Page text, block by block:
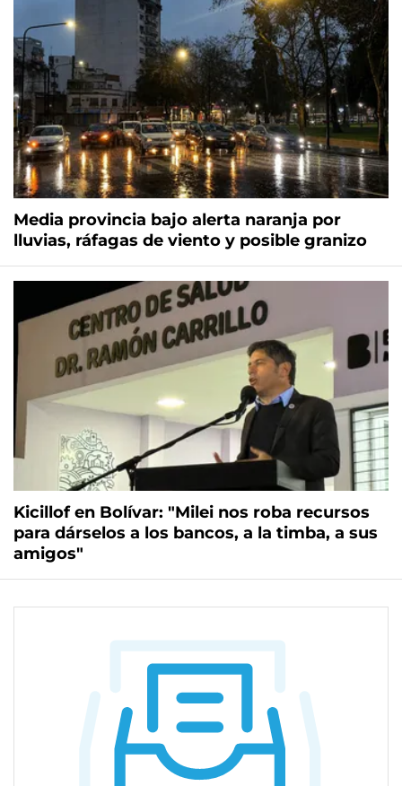
Media provincia bajo alerta naranja por
lluvias, ráfagas de viento y posible granizo
Kicillof en Bolívar: "Milei nos roba recursos
para dárselos a los bancos, a la timba, a sus
amigos"